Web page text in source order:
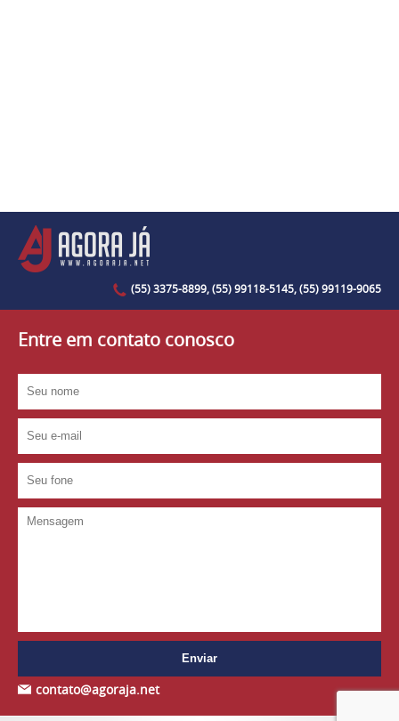
(55) 3375-8899, (55) 99118-5145, (55) 99119-9065
Entre em contato conosco
contato@agoraja.net